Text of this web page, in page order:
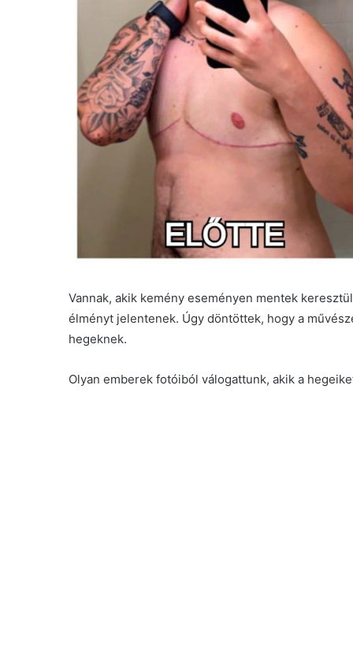
Vannak, akik kemény eseményen mentek
élményt jelentenek. Úgy döntöttek, hogy a
hegeknek.
Olyan emberek fotóiból válogattunk, akik a